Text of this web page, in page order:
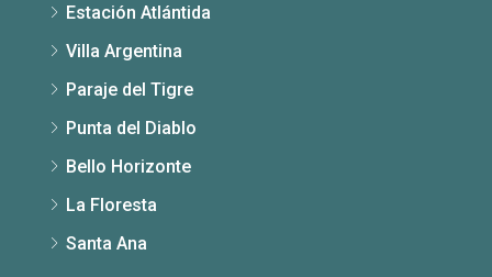
Estación Atlántida
Villa Argentina
Paraje del Tigre
Punta del Diablo
Bello Horizonte
La Floresta
Santa Ana